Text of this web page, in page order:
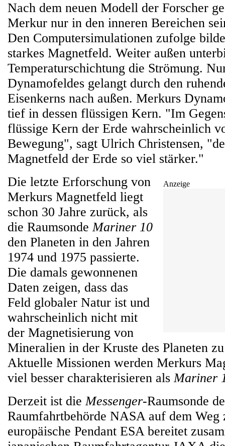
Nach dem neuen Modell der Forscher
Merkur nur in den inneren Bereichen
Den Computersimulationen zufolge
starkes Magnetfeld. Weiter außen
Temperaturschichtung die Strömung.
Dynamofeldes gelangt durch den
Eisenkerns nach außen. Merkurs
tief in dessen flüssigen Kern. "Im
flüssige Kern der Erde wahrscheinlich
Bewegung", sagt Ulrich Christensen,
Magnetfeld der Erde so viel stärker."
Anzeige
Die letzte Erforschung von
Merkurs Magnetfeld liegt
schon 30 Jahre zurück, als
die RaumsondeMariner 10
den Planeten in den Jahren
1974 und 1975 passierte.
Die damals gewonnenen
Daten zeigen, dass das
Feld globaler Natur ist und
wahrscheinlich nicht mit
der Magnetisierung von
Mineralien in der Kruste des Planeten
Aktuelle Missionen werden Merkurs
viel besser charakterisieren alsMariner
Derzeit ist dieMessenger-Raumsonde
Raumfahrtbehörde NASA auf dem
europäische Pendant ESA bereitet